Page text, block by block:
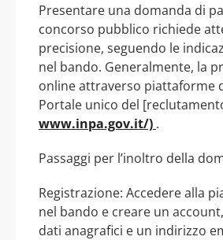
Presentare una domanda di
concorso pubblico richiede
precisione, seguendo le
nel bando. Generalmente, la
online attraverso piattaforme
Portale unico del
www.inpa.gov.it/) .
Passaggi per l’inoltro della
Registrazione: Accedere alla
nel bando e creare un
dati anagrafici e un indirizzo